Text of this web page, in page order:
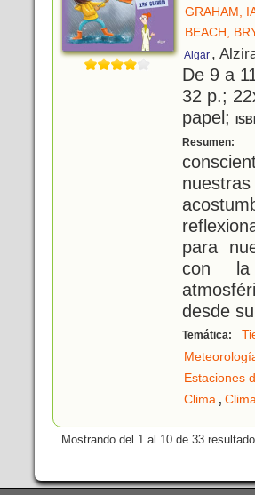
GRAHAM,
BEACH,
Algar ,
De 9 a
32 p.;
papel;
Resumen:
para
con la
desde su
Temática:
Estaciones
Clima,
Mostrando del 1 al 10 de 33